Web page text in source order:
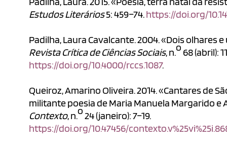
Estudos Literários5: 459–74.https://doi.org/
Padilha, Laura Cavalcante. 2004. «Dois olhares
Revista Crítica de Ciências Sociais, n.o68 (abril):
https://doi.org/10.4000/rccs.1087.
Queiroz, Amarino Oliveira. 2014. «Cantares de
militante poesia de Maria Manuela Margarido e
Contexto, n.o24 (janeiro): 7–19.
https://doi.org/10.47456/